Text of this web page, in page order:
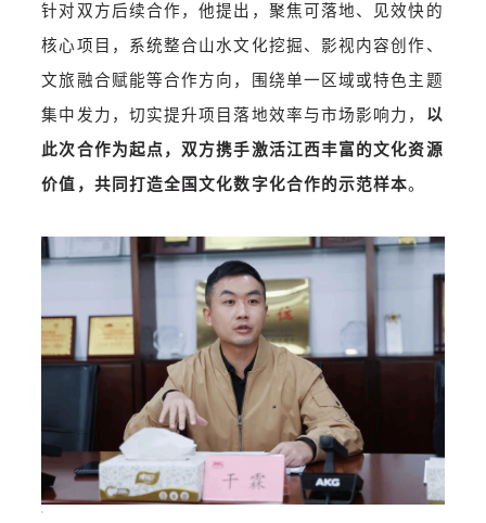
针对双方后续合作，他提出，聚焦可落地、见效快的
核心项目，系统整合山水文化挖掘、影视内容创作、
文旅融合赋能等合作方向，围绕单一区域或特色主题
集中发力，切实提升项目落地效率与市场影响力， 以
此次合作为起点，双方携手激活江西丰富的文化资源
价值，共同打造全国文化数字化合作的示范样本。